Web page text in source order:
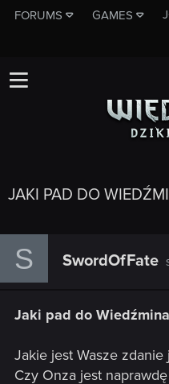
FORUMS GAMES
JAKI PAD DO
S SwordOfFate
Jaki pad do
Jakie jest Wasze
Czy Onza jest